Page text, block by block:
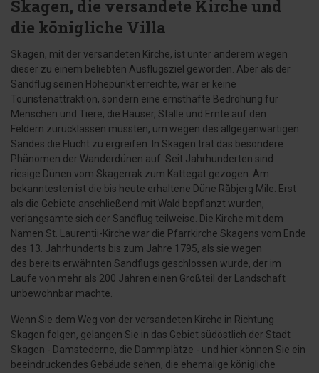
Skagen, die versandete Kirche und
die königliche Villa
Skagen, mit der versandeten Kirche, ist unter anderem wegen
dieser zu einem beliebten Ausflugsziel geworden. Aber als der
Sandflug seinen Höhepunkt erreichte, war er keine
Touristenattraktion, sondern eine ernsthafte Bedrohung für
Menschen und Tiere, die Häuser, Ställe und Ernte auf den
Feldern zurücklassen mussten, um wegen des allgegenwärtigen
Sandes die Flucht zu ergreifen. In Skagen trat das besondere
Phänomen der Wanderdünen auf. Seit Jahrhunderten sind
riesige Dünen vom Skagerrak zum Kattegat gezogen. Am
bekanntesten ist die bis heute erhaltene Düne Råbjerg Mile. Erst
als die Gebiete anschließend mit Wald bepflanzt wurden,
verlangsamte sich der Sandflug teilweise. Die Kirche mit dem
Namen St. Laurentii-Kirche war die Pfarrkirche Skagens vom Ende
des 13. Jahrhunderts bis zum Jahre 1795, als sie wegen
des bereits erwähnten Sandflugs geschlossen wurde, der im
Laufe von mehr als 200 Jahren einen Großteil der Landschaft
unbewohnbar machte.
Wenn Sie dem Weg von der versandeten Kirche in Richtung
Skagen folgen, gelangen Sie in das Gebiet südöstlich der Stadt
Skagen - Damstederne, die Dammplätze - und hier können Sie ein
beeindruckendes Gebäude sehen, die ehemalige königliche